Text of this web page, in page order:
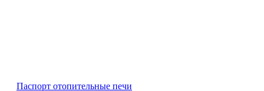
Паспорт отопительные печи